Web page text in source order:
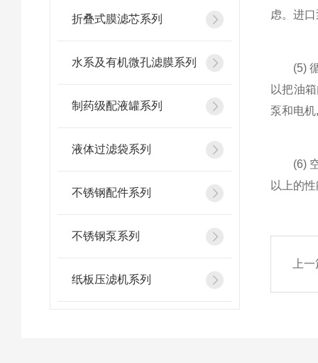
折叠式膜滤芯系列
水系及有机微孔滤膜系列
制药级配液罐系列
液体过滤袋系列
不锈钢配件系列
不锈钢泵系列
纸板压滤机系列
虑。进
(5) 循
以把油
泵和电
(6) 空
以上的
上